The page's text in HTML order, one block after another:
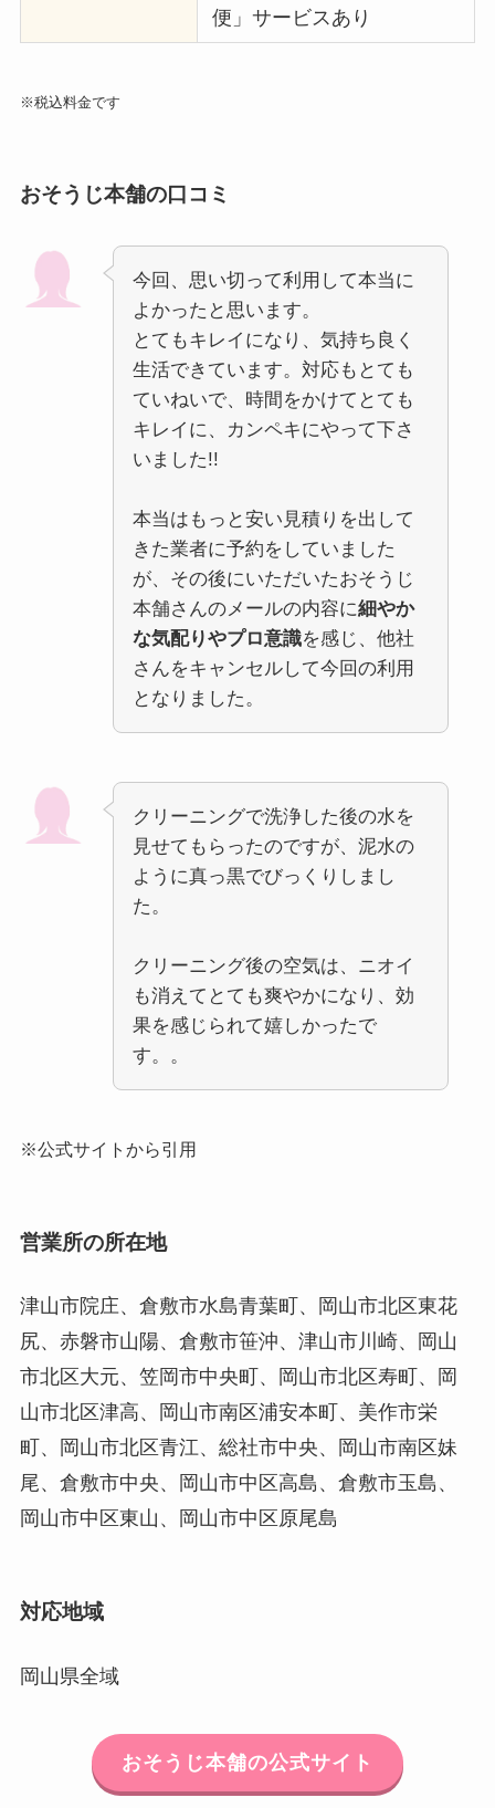
便」サービスあり
※税込料金です
おそうじ本舗の口コミ
今回、思い切って利用して本当に
よかったと思います。
とてもキレイになり、気持ち良く
生活できています。対応もとても
ていねいで、時間をかけてとても
キレイに、カンペキにやって下さ
いました!!
本当はもっと安い見積りを出して
きた業者に予約をしていました
が、その後にいただいたおそうじ
本舗さんのメールの内容に細やか
な気配りやプロ意識を感じ、他社
さんをキャンセルして今回の利用
となりました。
クリーニングで洗浄した後の水を
見せてもらったのですが、泥水の
ように真っ黒でびっくりしまし
た。
クリーニング後の空気は、ニオイ
も消えてとても爽やかになり、効
果を感じられて嬉しかったで
す。。
※公式サイトから引用
営業所の所在地
津山市院庄、倉敷市水島青葉町、岡山市北区東花
尻、赤磐市山陽、倉敷市笹沖、津山市川崎、岡山
市北区大元、笠岡市中央町、岡山市北区寿町、岡
山市北区津高、岡山市南区浦安本町、美作市栄
町、岡山市北区青江、総社市中央、岡山市南区妹
尾、倉敷市中央、岡山市中区高島、倉敷市玉島、
岡山市中区東山、岡山市中区原尾島
対応地域
岡山県全域
おそうじ本舗の公式サイト